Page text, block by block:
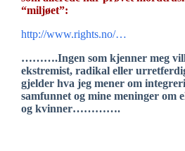
“miljøet”:
http://www.rights.no/…
……….Ingen som kjenner meg
ekstremist, radikal eller
gjelder hva jeg mener om
samfunnet og mine meninger om
og kvinner………….